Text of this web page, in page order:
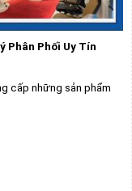
Phân Phối Uy Tín
cấp những sản phẩm